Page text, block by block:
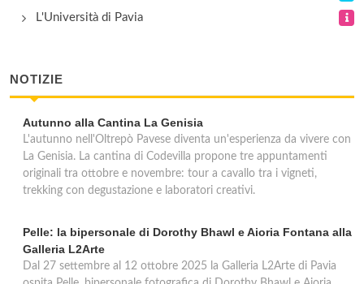
L'Università di Pavia
NOTIZIE
Autunno alla Cantina La Genisia
L'autunno nell'Oltrepò Pavese diventa un'esperienza da vivere con
La Genisia. La cantina di Codevilla propone tre appuntamenti
originali tra ottobre e novembre: tour a cavallo tra i vigneti,
trekking con degustazione e laboratori creativi.
Pelle: la bipersonale di Dorothy Bhawl e Aioria Fontana alla
Galleria L2Arte
Dal 27 settembre al 12 ottobre 2025 la Galleria L2Arte di Pavia